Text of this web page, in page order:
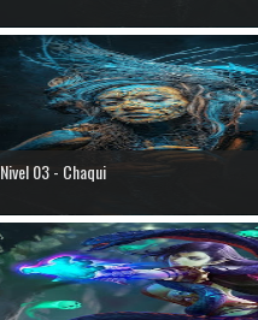
Nivel 03 - Chaqui